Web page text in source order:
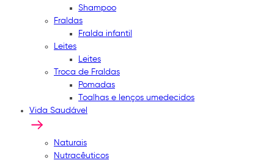
Shampoo
Fraldas
Fralda infantil
Leites
Leites
Troca de Fraldas
Pomadas
Toalhas e lenços umedecidos
Vida Saudável
Naturais
Nutracêuticos